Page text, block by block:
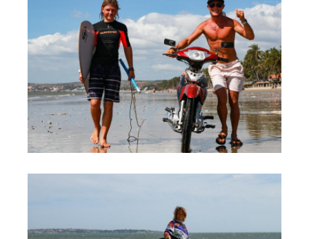
Ветратория Россия
Ветратория.Вьетнам
Цены
Обучение Виндсерфингу
Прокат виндсерфинга и винг фойла
Классический серфинг и SUP
Продажа оборудования
Обучение кайтсерфингу
Система скидок